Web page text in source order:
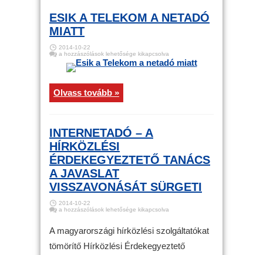
ESIK A TELEKOM A NETADÓ
MIATT
2014-10-22
Esik
Telekom
miatt
bejegyzéshez
a hozzászólások lehetősége kikapcsolva
Olvass tovább »
INTERNETADÓ – A
HÍRKÖZLÉSI
ÉRDEKEGYEZTETŐ TANÁCS
A JAVASLAT
VISSZAVONÁSÁT SÜRGETI
2014-10-22
Internetadó
Hírközlési
Érdekegyeztető
Tanács
a
a hozzászólások lehetősége kikapcsolva
A magyarországi hírközlési szolgáltatókat
tömörítő Hírközlési Érdekegyeztető